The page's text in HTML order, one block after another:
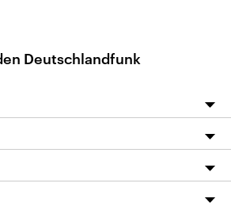
Deutschlandfunk